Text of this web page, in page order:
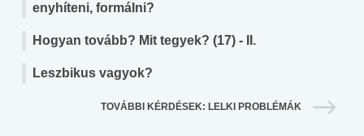
enyhíteni, formálni?
Hogyan tovább? Mit tegyek? (17) - II.
Leszbikus vagyok?
TOVÁBBI KÉRDÉSEK: LELKI PROBLÉMÁK